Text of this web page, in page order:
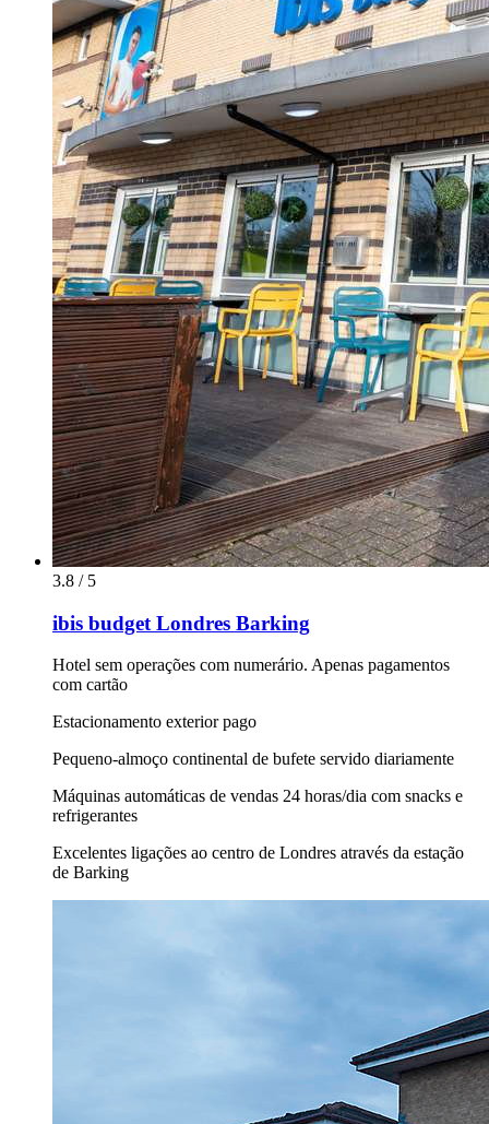
3.8 / 5
ibis budget Londres Barking
Hotel sem operações com numerário. Apenas pagamentos
com cartão
Estacionamento exterior pago
Pequeno-almoço continental de bufete servido diariamente
Máquinas automáticas de vendas 24 horas/dia com snacks e
refrigerantes
Excelentes ligações ao centro de Londres através da estação
de Barking